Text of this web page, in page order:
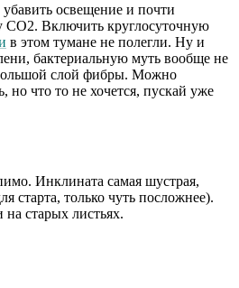
освещение и почти
СО2. Включить круглосуточную
в этом тумане не полегли. Ну и
бактериальную муть вообще не
большой слой фибры. Можно
но что то не хочется, пускай уже
Инклината самая шустрая,
старта, только чуть посложнее).
старых листьях.